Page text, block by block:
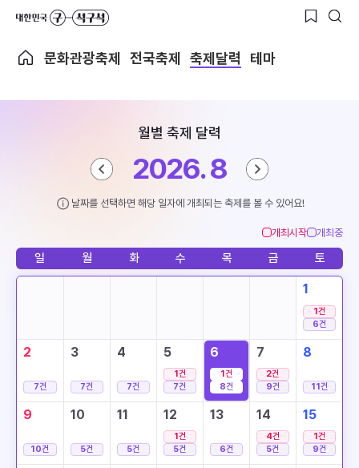
문화관광축제 전국축제 축제달력 테마
월별 축제 달력
2026. 8
날짜를 선택하면 해당 일자에 개최되는 축제를 볼 수 있어요!
개최시작 개최중
일 월 화 수 목 금 토
1
1건
6건
2
7건
3
7건
4
7건
5
1건
7건
6
1건
8건
7
2건
9건
8
11건
9
10건
10
5건
11
5건
12
1건
5건
13
6건
14
4건
5건
15
1건
9건